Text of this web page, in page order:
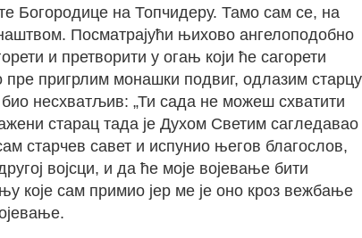
Богородице на Топчидеру. Тамо сам се, на
Посматрајући њихово ангелоподобно
и претворити у огањ који ће сагорети
пригрлим монашки подвиг, одлазим старцу
несхватљив: „Ти сада не можеш схватити
старац тада је Духом Светим сагледавао
старчев савет и испунио његов благослов,
војсци, и да ће моје војевање бити
које сам примио јер ме је оно кроз вежбање